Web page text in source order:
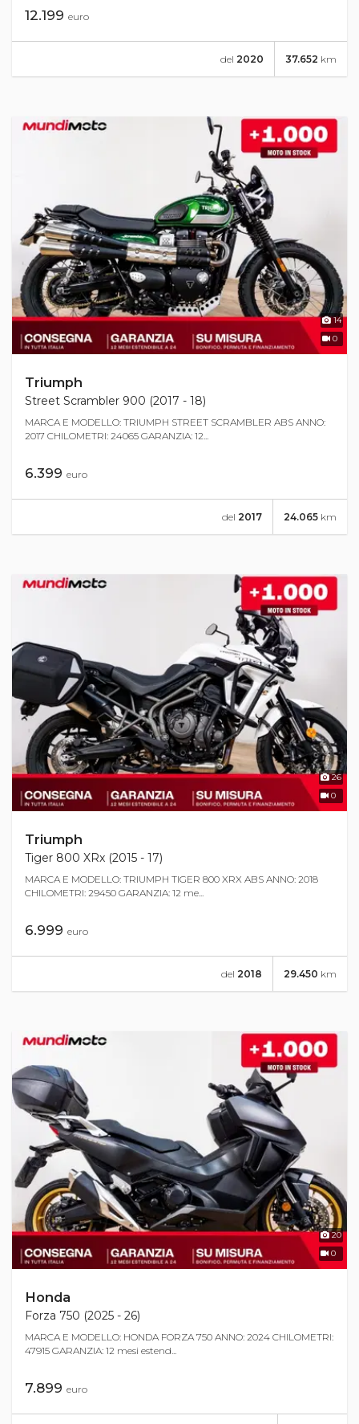
12.199 euro
37.652 km
del 2020
14
0
Triumph
Street Scrambler 900 (2017 - 18)
MARCA E MODELLO: TRIUMPH STREET SCRAMBLER ABS ANNO:
2017 CHILOMETRI: 24065 GARANZIA: 12...
6.399 euro
24.065 km
del 2017
26
0
Triumph
Tiger 800 XRx (2015 - 17)
MARCA E MODELLO: TRIUMPH TIGER 800 XRX ABS ANNO: 2018
CHILOMETRI: 29450 GARANZIA: 12 me...
6.999 euro
29.450 km
del 2018
20
0
Honda
Forza 750 (2025 - 26)
MARCA E MODELLO: HONDA FORZA 750 ANNO: 2024 CHILOMETRI:
47915 GARANZIA: 12 mesi estend...
7.899 euro